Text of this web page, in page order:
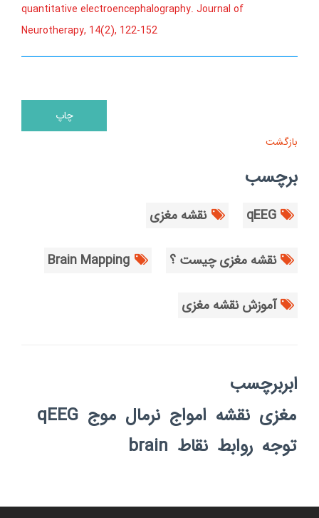
quantitative electroencephalography. Journal of
Neurotherapy, 14(2), 122-152
بازگشت
برچسب
qEEG نقشه مغزی
نقشه مغزی چیست ؟ Brain Mapping
آموزش نقشه مغزی
ابربرچسب
مغزی نقشه امواج نرمال موج qEEG
توجه روابط نقاط brain